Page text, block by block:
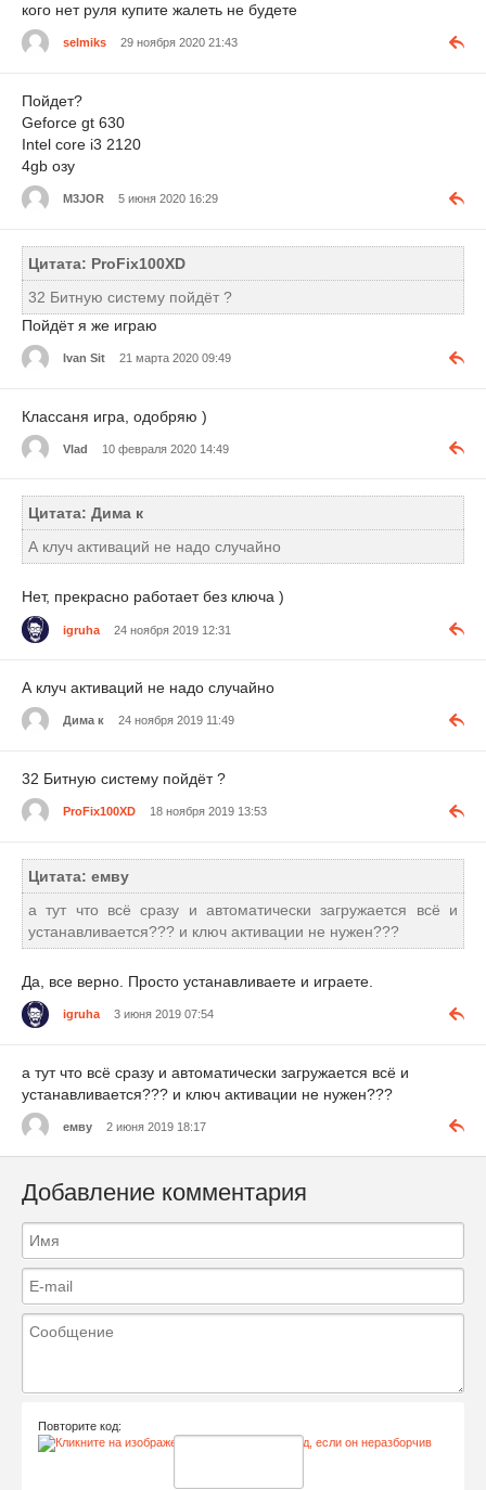
кого нет руля купите жалеть не будете
selmiks 29 ноября 2020 21:43
Пойдет?
Geforce gt 630
Intel core i3 2120
4gb озу
M3JOR 5 июня 2020 16:29
Цитата: ProFix100XD
32 Битную систему пойдёт ?
Пойдёт я же играю
Ivan Sit 21 марта 2020 09:49
Классаня игра, одобряю )
Vlad 10 февраля 2020 14:49
Цитата: Дима к
А клуч активаций не надо случайно
Нет, прекрасно работает без ключа )
igruha 24 ноября 2019 12:31
А клуч активаций не надо случайно
Дима к 24 ноября 2019 11:49
32 Битную систему пойдёт ?
ProFix100XD 18 ноября 2019 13:53
Цитата: емву
а тут что всё сразу и автоматически загружается всё и
устанавливается??? и ключ активации не нужен???
Да, все верно. Просто устанавливаете и играете.
igruha 3 июня 2019 07:54
а тут что всё сразу и автоматически загружается всё и
устанавливается??? и ключ активации не нужен???
емву 2 июня 2019 18:17
Добавление комментария
Повторите код: